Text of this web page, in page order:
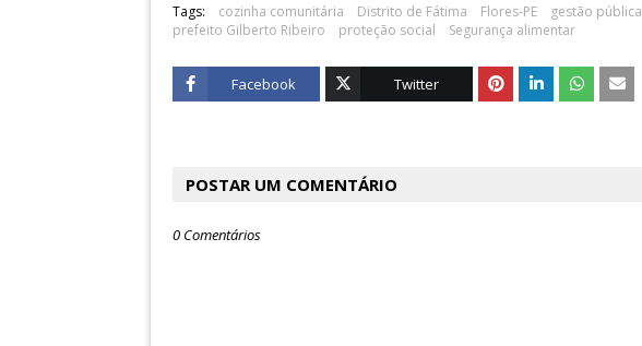
Tags: cozinha comunitária Distrito de Fátima Flores-PE gestão pública
prefeito Gilberto Ribeiro
proteção social Segurança alimentar
Facebook Twitter
POSTAR UM COMENTÁRIO
0 Comentários